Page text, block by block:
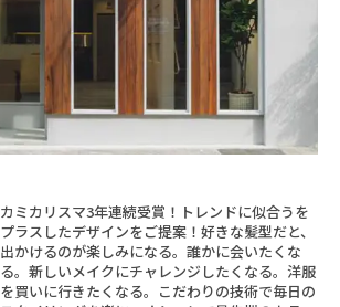
カミカリスマ3年連続受賞！トレンドに似合うを
プラスしたデザインをご提案！好きな髪型だと、
出かけるのが楽しみになる。誰かに会いたくな
る。新しいメイクにチャレンジしたくなる。洋服
を買いに行きたくなる。こだわりの技術で毎日の